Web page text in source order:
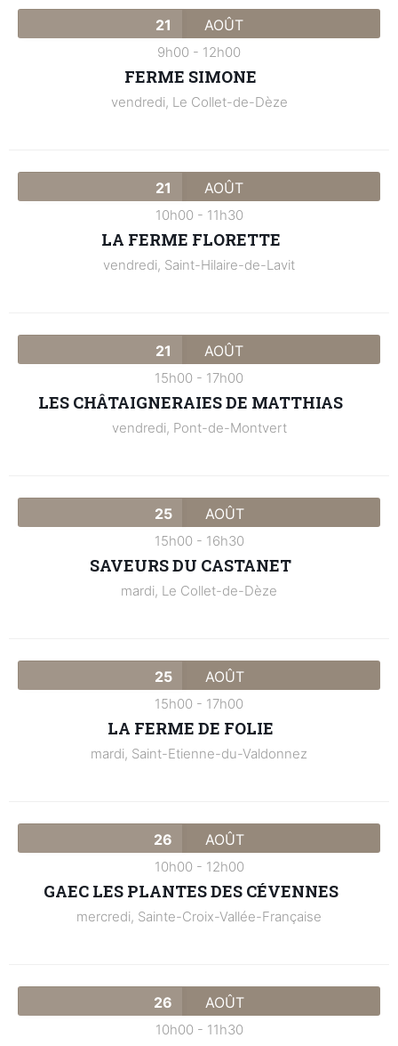
21 AOÛT
9h00 - 12h00
FERME SIMONE
vendredi, Le Collet-de-Dèze
21 AOÛT
10h00 - 11h30
LA FERME FLORETTE
vendredi, Saint-Hilaire-de-Lavit
21 AOÛT
15h00 - 17h00
LES CHÂTAIGNERAIES DE MATTHIAS
vendredi, Pont-de-Montvert
25 AOÛT
15h00 - 16h30
SAVEURS DU CASTANET
mardi, Le Collet-de-Dèze
25 AOÛT
15h00 - 17h00
LA FERME DE FOLIE
mardi, Saint-Etienne-du-Valdonnez
26 AOÛT
10h00 - 12h00
GAEC LES PLANTES DES CÉVENNES
mercredi, Sainte-Croix-Vallée-Française
26 AOÛT
10h00 - 11h30